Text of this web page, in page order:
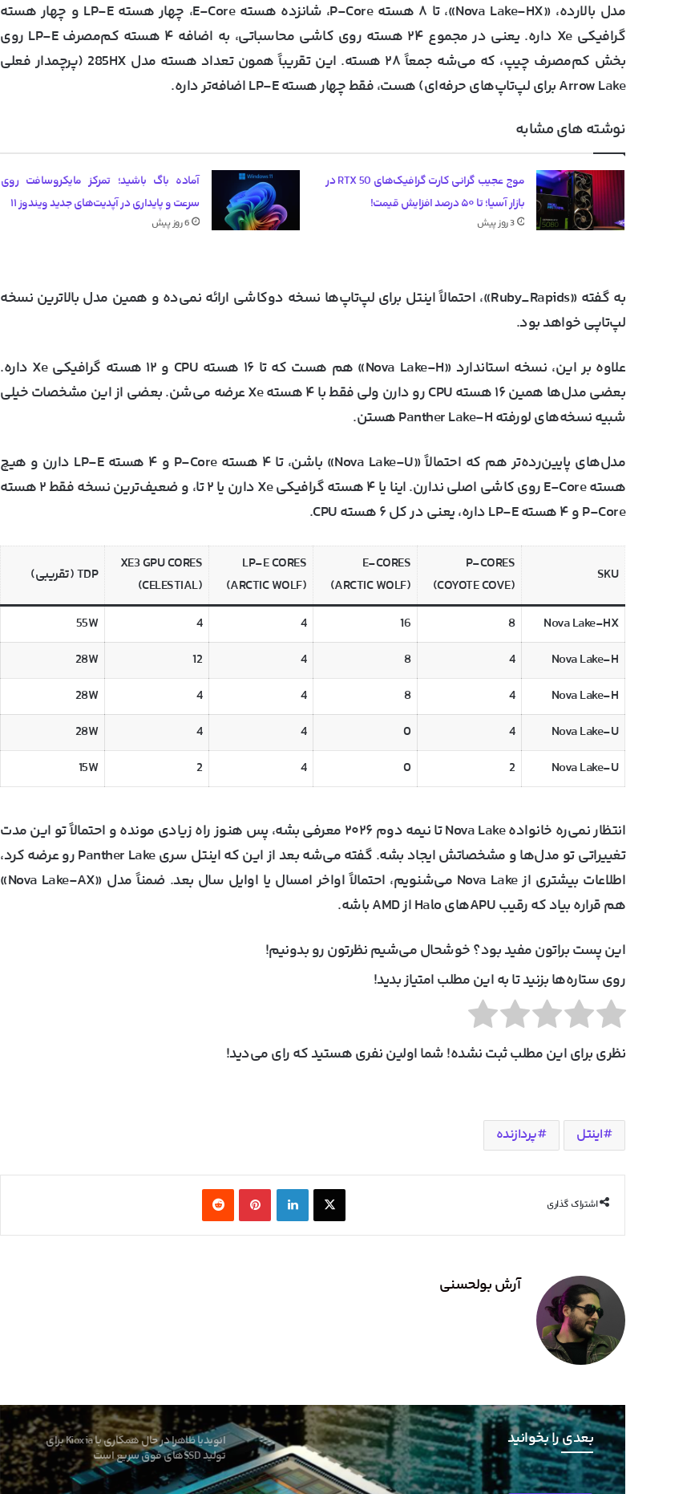
مدل بالارده، «Nova Lake-HX»، تا ۸ هسته P-Core، شانزده هسته E-Core، چهار هسته LP-E و چهار هسته
گرافیکی Xe داره. یعنی در مجموع ۲۴ هسته روی کاشی محاسباتی، به اضافه ۴ هسته کم‌مصرف LP-E روی
بخش کم‌مصرف چیپ، که می‌شه جمعاً ۲۸ هسته. این تقریباً همون تعداد هسته مدل 285HX (پرچمدار فعلی
Arrow Lake برای لپ‌تاپ‌های حرفه‌ای) هست، فقط چهار هسته LP-E اضافه‌تر داره.
نوشته های مشابه
موج عجیب گرانی کارت گرافیک‌های RTX 50 در
بازار آسیا؛ تا ۵۰ درصد افزایش قیمت!
3 روز پیش
آماده باگ باشید؛ تمرکز مایکروسافت روی
سرعت و پایداری در آپدیت‌های جدید ویندوز ۱۱
6 روز پیش
به گفته «Ruby_Rapids»، احتمالاً اینتل برای لپ‌تاپ‌ها نسخه دو‌کاشی ارائه نمی‌ده و همین مدل بالاترین نسخه
لپ‌تاپی خواهد بود.
علاوه بر این، نسخه استاندارد «Nova Lake-H» هم هست که تا ۱۶ هسته CPU و ۱۲ هسته گرافیکی Xe داره.
بعضی مدل‌ها همین ۱۶ هسته CPU رو دارن ولی فقط با ۴ هسته Xe عرضه می‌شن. بعضی از این مشخصات خیلی
شبیه نسخه‌های لو‌رفته Panther Lake-H هستن.
مدل‌های پایین‌رده‌تر هم که احتمالاً «Nova Lake-U» باشن، تا ۴ هسته P-Core و ۴ هسته LP-E دارن و هیچ
هسته E-Core روی کاشی اصلی ندارن. اینا یا ۴ هسته گرافیکی Xe دارن یا ۲ تا، و ضعیف‌ترین نسخه فقط ۲ هسته
P-Core و ۴ هسته LP-E داره، یعنی در کل ۶ هسته CPU.
SKU
P-CORES
(COYOTE COVE)
E-CORES
(ARCTIC WOLF)
LP-E CORES
(ARCTIC WOLF)
XE3 GPU CORES
(CELESTIAL)
TDP (تقریبی)
Nova Lake-HX
8
16
4
4
55W
Nova Lake-H
4
8
4
12
28W
Nova Lake-H
4
8
4
4
28W
Nova Lake-U
4
0
4
4
28W
Nova Lake-U
2
0
4
2
15W
انتظار نمی‌ره خانواده Nova Lake تا نیمه دوم ۲۰۲۶ معرفی بشه، پس هنوز راه زیادی مونده و احتمالاً تو این مدت
تغییراتی تو مدل‌ها و مشخصاتش ایجاد بشه. گفته می‌شه بعد از این که اینتل سری Panther Lake رو عرضه کرد،
اطلاعات بیشتری از Nova Lake می‌شنویم، احتمالاً اواخر امسال یا اوایل سال بعد. ضمناً مدل «Nova Lake-AX»
هم قراره بیاد که رقیب APUهای Halo از AMD باشه.
این پست براتون مفید بود؟ خوشحال می‌شیم نظرتون رو بدونیم!
روی ستاره‌ها بزنید تا به این مطلب امتیاز بدید!
نظری برای این مطلب ثبت نشده! شما اولین نفری هستید که رای می‌دید!
اینتل پردازنده
اشتراک گذاری
X لینکدین ‫پین‌ترست‫رددیت
آرش بولحسنی
بعدی را بخوانید
Edition را با قیمت ۲۳۰۰ دلار عرضه کرد
انویدیا ظاهرا در حال همکاری با Kioxia برای
تولید SSDهای فوق سریع است